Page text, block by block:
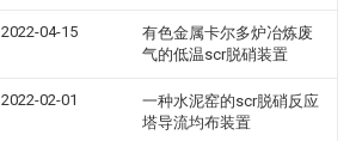
2022-04-15
有色金属卡尔多炉冶炼废
气的低温scr脱硝装置
2022-02-01
一种水泥窑的scr脱硝反应
塔导流均布装置